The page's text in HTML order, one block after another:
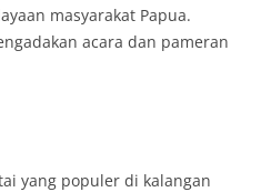
masyarakat Papua.
acara dan pameran
yang populer di kalangan